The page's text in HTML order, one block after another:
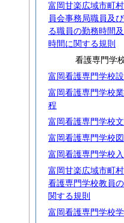
富岡甘楽広域市町
員会事務局職員及
る職員の勤務時間
時間に関する規則
看護専門学
富岡看護専門学校
富岡看護専門学校
程
富岡看護専門学校
富岡看護専門学校
富岡看護専門学校
富岡甘楽広域市町
看護専門学校教員
関する規則
富岡看護専門学校